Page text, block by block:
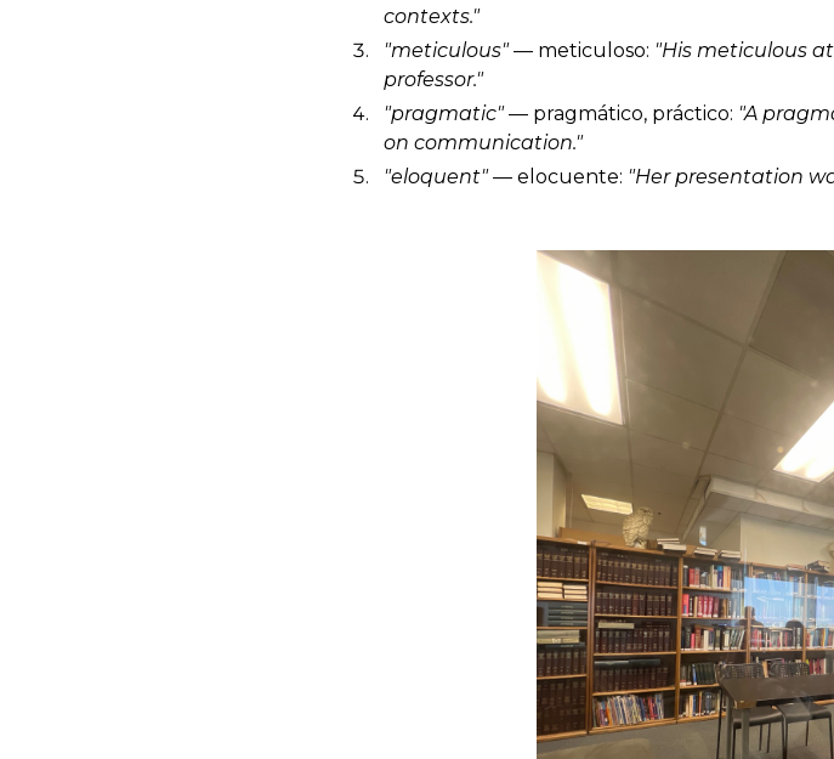
contexts."
"meticulous"— meticuloso: "His meticulous
professor."
"pragmatic"— pragmático, práctico: "A
on communication."
"eloquent"— elocuente: "Her presentation